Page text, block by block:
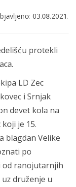
03.08.2021.
protekli
LD Zec
i Srnjak
devet kola na
je 15.
blagdan Velike
po
od ranojutarnjih
druženje u